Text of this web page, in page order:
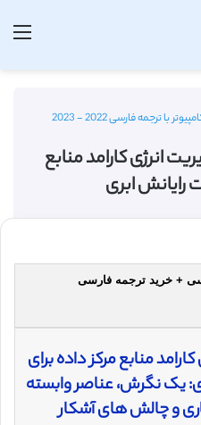
ترجمه فارسی 2022 - 2023
انرژی کارامد منابع
رایانش ابری
+ خرید ترجمه فارسی
منابع مرکز داده برای
یک نگرش، عناصر وابسته
و چالش های آشکار